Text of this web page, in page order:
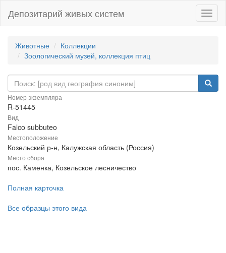
Депозитарий живых систем
Животные
Коллекции
Зоологический музей, коллекция птиц
Номер экземпляра
R-51445
Вид
Falco subbuteo
Местоположение
Козельский р-н, Калужская область (Россия)
Место сбора
пос. Каменка, Козельское лесничество
Полная карточка
Все образцы этого вида